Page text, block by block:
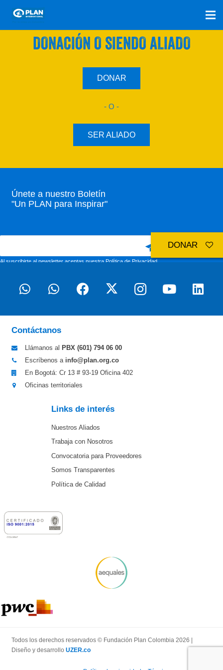
SÚMATE A NUESTRO PLAN CON UNA
DONACIÓN O SIENDO ALIADO
DONAR
- O -
SER ALIADO
Únete a nuestro Boletín
"Un PLAN para Inspirar"
Al suscribirte al newsletter aceptas nuestraPolítica de Privacidad
Contáctanos
Llámanos al PBX (601) 794 06 00
Escríbenos a info@plan.org.co
En Bogotá: Cr 13 # 93-19 Oficina 402
Oficinas territoriales
Links de interés
Nuestros Aliados
Trabaja con Nosotros
Convocatoria para Proveedores
Somos Transparentes
Política de Calidad
Todos los derechos reservados © Fundación Plan Colombia 2026 |
Diseño y desarrollo UZER.co
DONAR